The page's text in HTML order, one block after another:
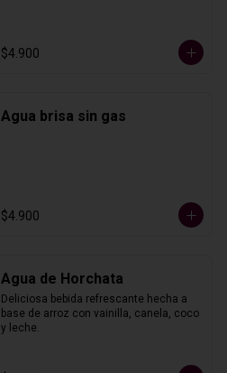
$4.900
Agua brisa sin gas
$4.900
Agua de Horchata
Deliciosa bebida refrescante hecha a
base de arroz con vainilla, canela, coco
y leche.